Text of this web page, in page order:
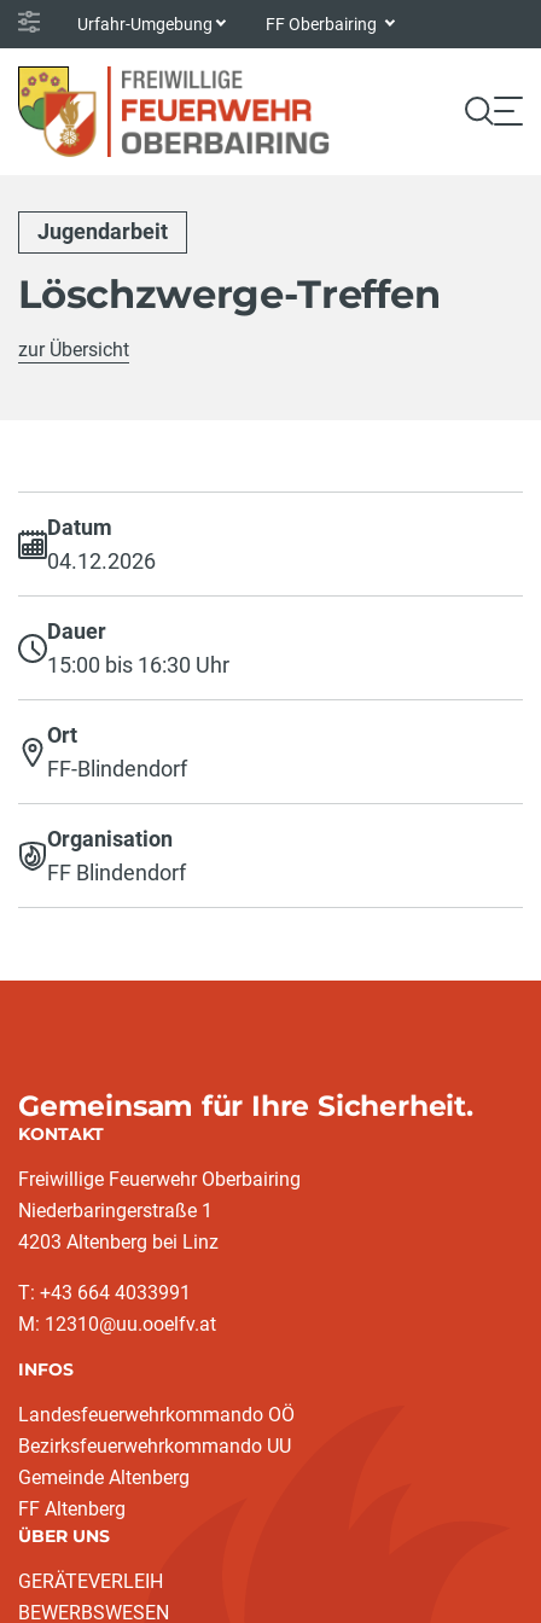
Urfahr-Umgebung FF Oberbairing
Jugendarbeit
Löschzwerge-Treffen
zur Übersicht
Datum
04.12.2026
Dauer
15:00 bis 16:30 Uhr
Ort
FF-Blindendorf
Organisation
FF Blindendorf
Gemeinsam für Ihre Sicherheit.
KONTAKT
Freiwillige Feuerwehr Oberbairing
Niederbaringerstraße 1
4203 Altenberg bei Linz
T: +43 664 4033991
M: 12310@uu.ooelfv.at
INFOS
Landesfeuerwehrkommando OÖ
Bezirksfeuerwehrkommando UU
Gemeinde Altenberg
FF Altenberg
ÜBER UNS
GERÄTEVERLEIH
BEWERBSWESEN